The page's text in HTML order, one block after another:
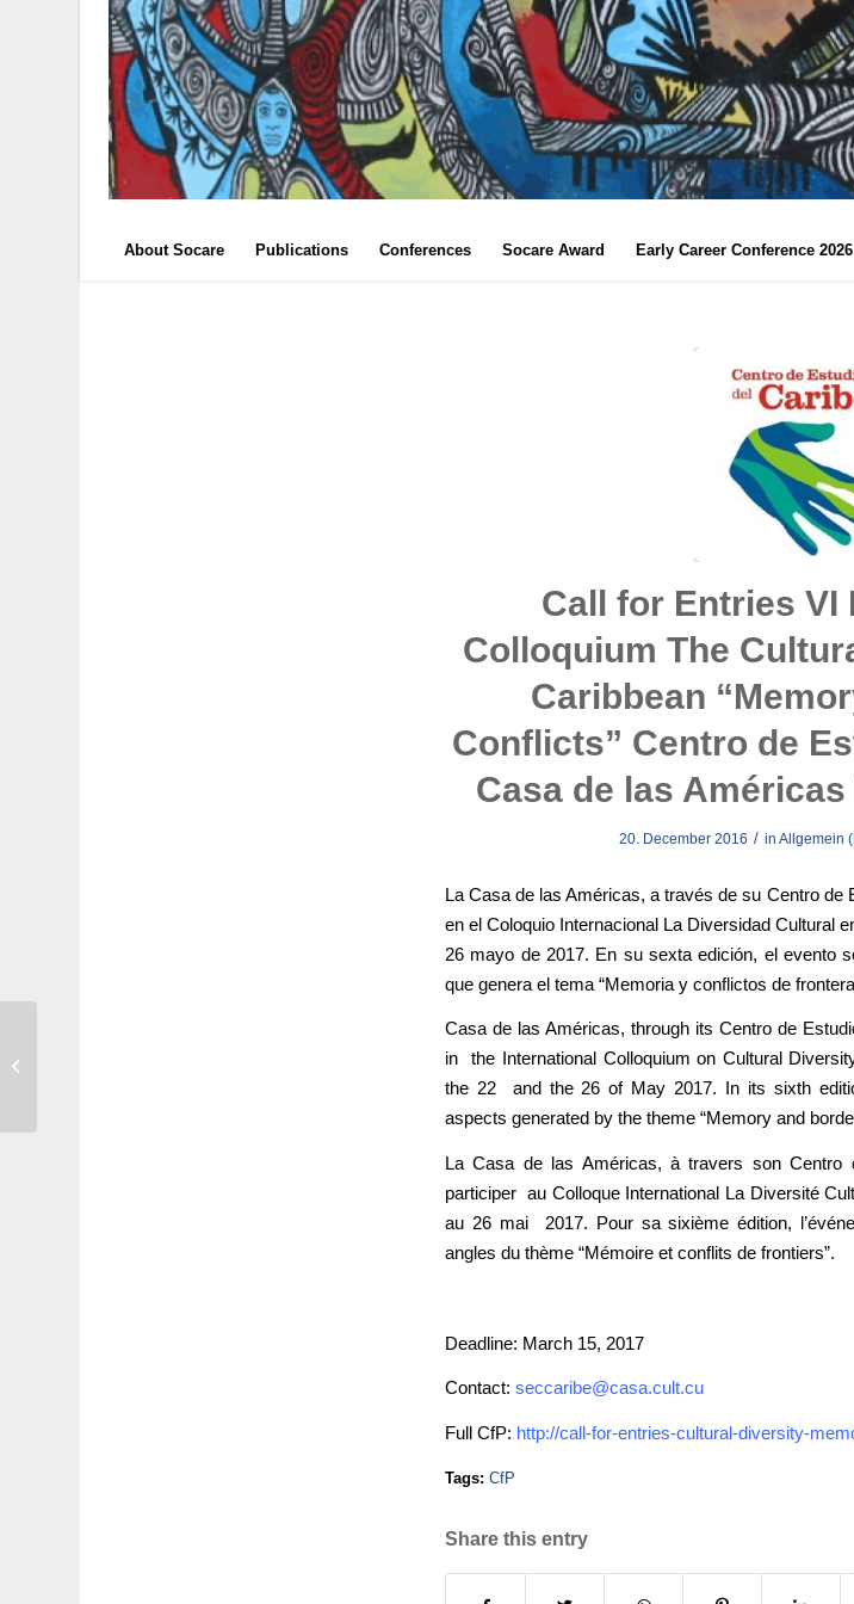
About Socare Publications Conferences Socare Award Early Career Conference 2026
Call for Entries VI
Colloquium The
Caribbean
Conflicts” Centro de
Casa de las Américas
20. December 2016 / in Allgemein
La Casa de las Américas, a través de su Centro de
en el Coloquio Internacional La Diversidad Cultural
26 mayo de 2017. En su sexta edición, el evento
que genera el tema “Memoria y conflictos de
Casa de las Américas, through its Centro de
in the International Colloquium on Cultural
the 22 and the 26 of May 2017. In its sixth
aspects generated by the theme “Memory and
La Casa de las Américas, à travers son Centro
participer au Colloque International La Diversité
au 26 mai 2017. Pour sa sixième édition,
angles du thème “Mémoire et conflits de frontiers”.
Deadline: March 15, 2017
Contact: seccaribe@casa.cult.cu
Full CfP: http://call-for-entries-cultural-diversity-
Tags: CfP
Share this entry